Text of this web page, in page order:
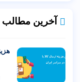
آخرین مطالب